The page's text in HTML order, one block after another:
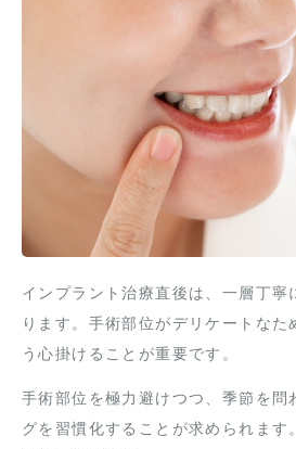
インプラント治療直後は、一層丁寧
ります。手術部位がデリケートなた
う心掛けることが重要です。
手術部位を極力避けつつ、季節を問
グを習慣化することが求められます